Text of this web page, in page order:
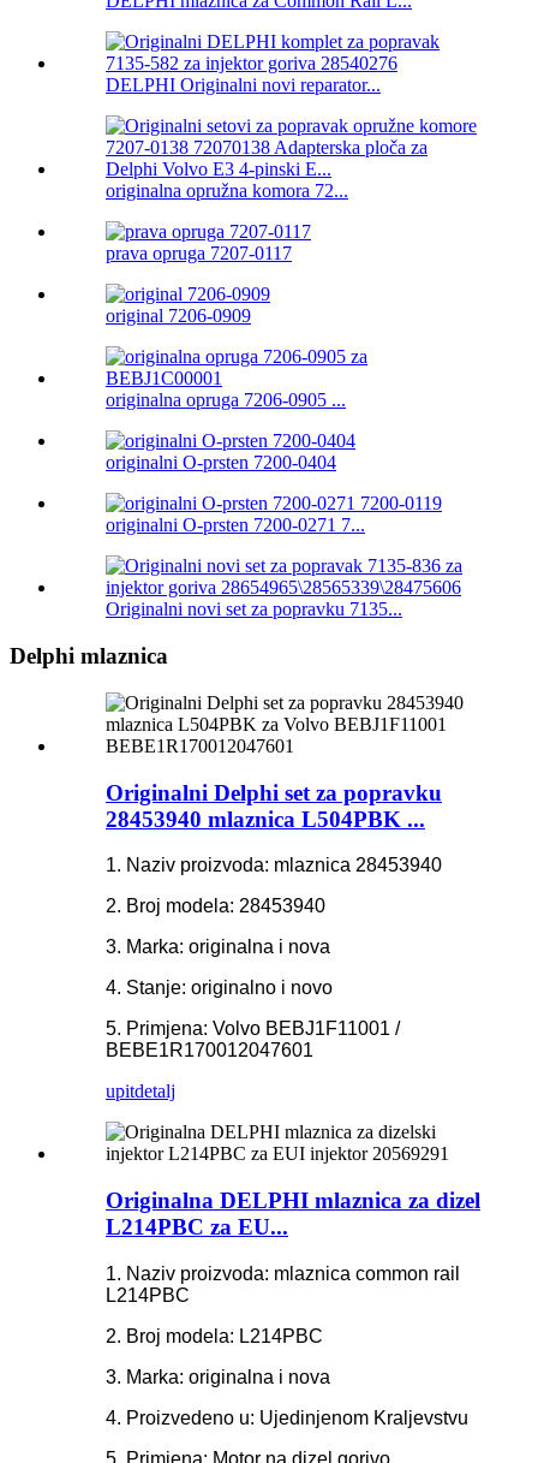
DELPHI Originalni novi reparator...
originalna opružna komora 72...
prava opruga 7207-0117
original 7206-0909
originalna opruga 7206-0905 ...
originalni O-prsten 7200-0404
originalni O-prsten 7200-0271 7...
Originalni novi set za popravku 7135...
Delphi mlaznica
Originalni Delphi set za popravku
28453940 mlaznica L504PBK ...
1. Naziv proizvoda: mlaznica 28453940
2. Broj modela: 28453940
3. Marka: originalna i nova
4. Stanje: originalno i novo
5. Primjena: Volvo BEBJ1F11001 /
BEBE1R170012047601
upitdetalj
Originalna DELPHI mlaznica za dizel
L214PBC za EU...
1. Naziv proizvoda: mlaznica common rail
L214PBC
2. Broj modela: L214PBC
3. Marka: originalna i nova
4. Proizvedeno u: Ujedinjenom Kraljevstvu
5. Primjena: Motor na dizel gorivo